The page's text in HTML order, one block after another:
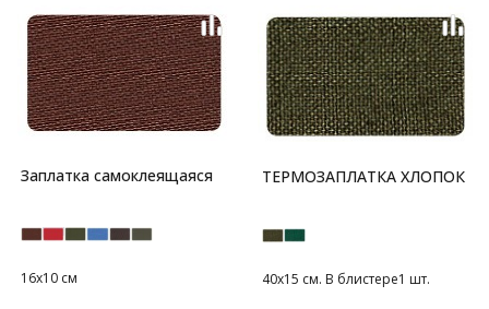
Заплатка самоклеящаяся
16х10 см
ТЕРМОЗАПЛАТКА ХЛОПОК
40х15 см. В блистере1 шт.